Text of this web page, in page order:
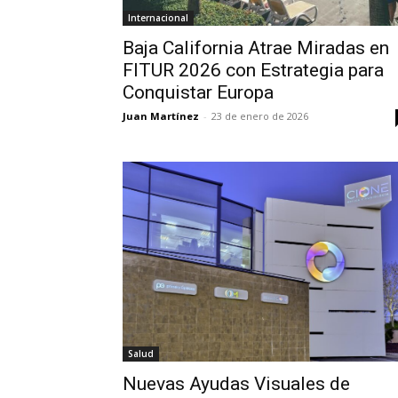
Internacional
Baja California Atrae Miradas en
FITUR 2026 con Estrategia para
Conquistar Europa
Juan Martínez - 23 de enero de 2026
Salud
Nuevas Ayudas Visuales de